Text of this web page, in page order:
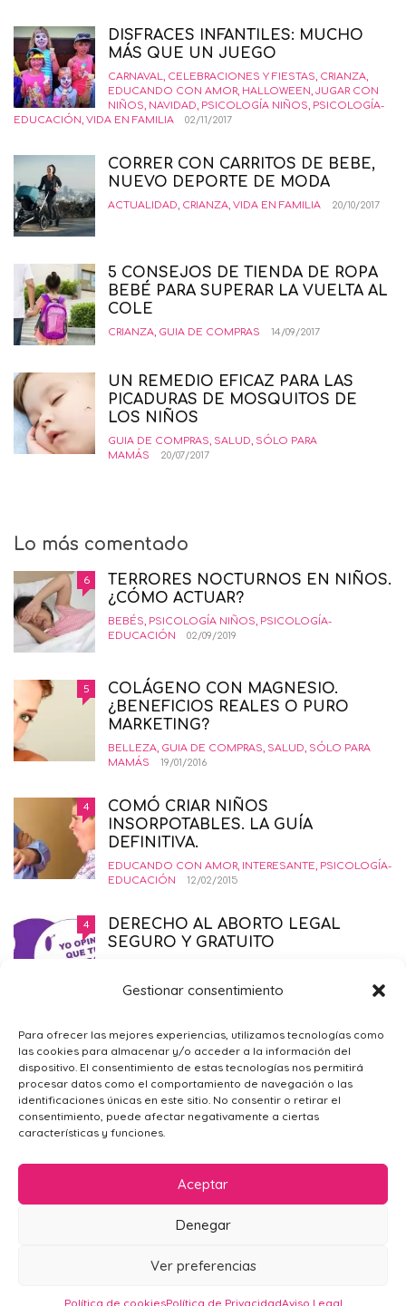
Gestionar consentimiento
Para ofrecer las mejores experiencias, utilizamos tecnologías como
las cookies para almacenar y/o acceder a la información del
dispositivo. El consentimiento de estas tecnologías nos permitirá
procesar datos como el comportamiento de navegación o las
identificaciones únicas en este sitio. No consentir o retirar el
consentimiento, puede afectar negativamente a ciertas
características y funciones.
Aceptar
Denegar
Ver preferencias
Política de cookiesPolítica de PrivacidadAviso Legal
DISFRACES INFANTILES: MUCHO
MÁS QUE UN JUEGO
CARNAVAL, CELEBRACIONES Y FIESTAS, CRIANZA,
EDUCANDO CON AMOR, HALLOWEEN, JUGAR CON
NIÑOS, NAVIDAD, PSICOLOGÍA NIÑOS, PSICOLOGÍA-
EDUCACIÓN, VIDA EN FAMILIA 02/11/2017
CORRER CON CARRITOS DE BEBE,
NUEVO DEPORTE DE MODA
ACTUALIDAD, CRIANZA, VIDA EN FAMILIA 20/10/2017
5 CONSEJOS DE TIENDA DE ROPA
BEBÉ PARA SUPERAR LA VUELTA AL
COLE
CRIANZA, GUIA DE COMPRAS 14/09/2017
UN REMEDIO EFICAZ PARA LAS
PICADURAS DE MOSQUITOS DE
LOS NIÑOS
GUIA DE COMPRAS, SALUD, SÓLO PARA
MAMÁS
20/07/2017
Lo más comentado
6
TERRORES NOCTURNOS EN NIÑOS.
¿CÓMO ACTUAR?
BEBÉS, PSICOLOGÍA NIÑOS, PSICOLOGÍA-
EDUCACIÓN
02/09/2019
5
COLÁGENO CON MAGNESIO.
¿BENEFICIOS REALES O PURO
MARKETING?
BELLEZA, GUIA DE COMPRAS, SALUD, SÓLO PARA
MAMÁS
19/01/2016
4
COMÓ CRIAR NIÑOS
INSORPOTABLES. LA GUÍA
DEFINITIVA.
EDUCANDO CON AMOR, INTERESANTE, PSICOLOGÍA-
EDUCACIÓN
12/02/2015
4
DERECHO AL ABORTO LEGAL
SEGURO Y GRATUITO
4 ¿POR QUÉ ME SIENTO TRISTE?
PSICOLOGÍA GENERAL,SÓLO PARA
MAMÁS
09/02/2016
POLÍTICA DE COOKIES (UE)
Mamá en Apuros 2024